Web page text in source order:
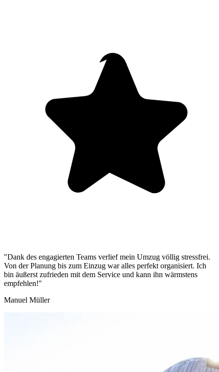
"Dank des engagierten Teams verlief mein Umzug völlig stressfrei.
Von der Planung bis zum Einzug war alles perfekt organisiert. Ich
bin äußerst zufrieden mit dem Service und kann ihn wärmstens
empfehlen!"
Manuel Müller